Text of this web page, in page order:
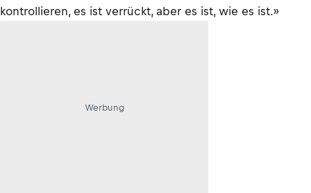
kontrollieren, es ist verrückt, aber es ist, wie es ist.»
Werbung